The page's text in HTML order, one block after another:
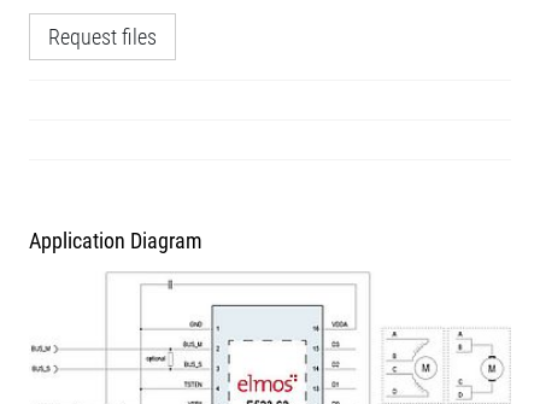
Request files
Application Diagram